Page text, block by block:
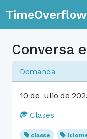
TimeOverflow
Conversa
Demanda
10 de julio de
Clases
classe